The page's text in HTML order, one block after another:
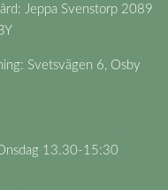
Jeppa Svenstorp 2089
Svetsvägen 6, Osby
13.30-15:30